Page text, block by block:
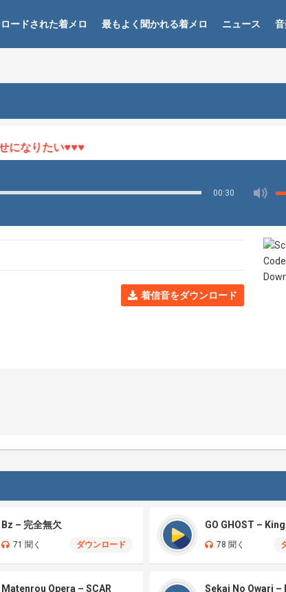
ードされた着メロ 最もよく聞かれる着メロ ニュース
りたい♥♥♥
00:30
着信音をダウンロード
Bz – 完全無欠
71 聞く ダウンロード
GO GHOST –
78 聞く
Matenrou Opera – SCAR